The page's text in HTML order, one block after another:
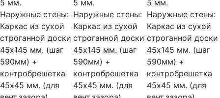
5 мм.
Наружные стены:
Каркас из сухой
строганной доски
45х145 мм. (шаг
590мм) +
контробрешетка
45х45 мм. (для
5 мм.
Наружные стены:
Каркас из сухой
строганной доски
45х145 мм. (шаг
590мм) +
контробрешетка
45х45 мм. (для
5 мм.
Наружные стены:
Каркас из сухой
строганной доски
45х145 мм. (шаг
590мм) +
контробрешетка
45х45 мм. (для